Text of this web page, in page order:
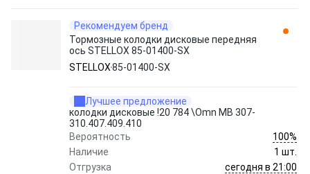
Рекомендуем бренд
Тормозные колодки дисковые передняя
ось STELLOX 85-01400-SX
STELLOX85-01400-SX
Лучшее предложение
колодки дисковые !20 784 \Omn MB 307-
310.407.409.410
Вероятность
100%
Наличие
1 шт.
Отгрузка
сегодня в 21:00